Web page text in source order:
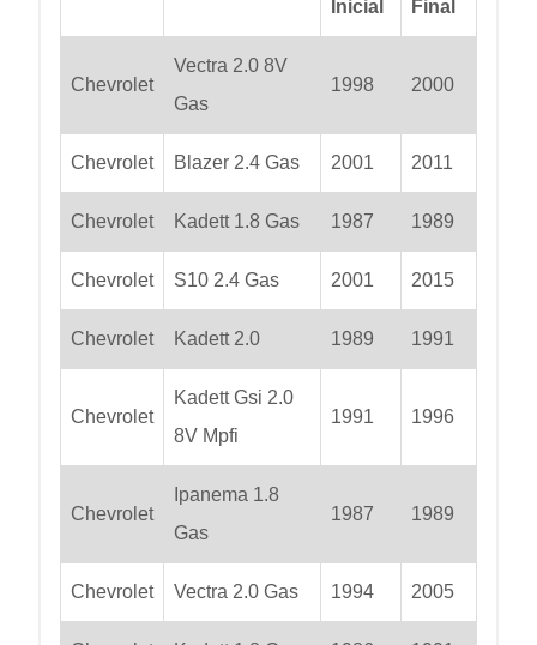
Inicial Final
Chevrolet
Vectra 2.0 8V
Gas
1998 2000
Chevrolet Blazer 2.4 Gas 2001 2011
Chevrolet Kadett 1.8 Gas 1987 1989
Chevrolet S10 2.4 Gas 2001 2015
Chevrolet Kadett 2.0 1989 1991
Chevrolet
Kadett Gsi 2.0
8V Mpfi
1991 1996
Chevrolet
Ipanema 1.8
Gas
1987 1989
Chevrolet Vectra 2.0 Gas 1994 2005